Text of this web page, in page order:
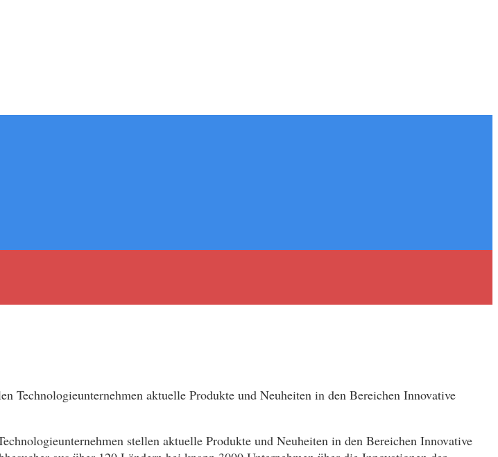
Technologieunternehmen aktuelle Produkte und Neuheiten in den Bereichen Innovative
stellen aktuelle Produkte und Neuheiten in den Bereichen Innovative